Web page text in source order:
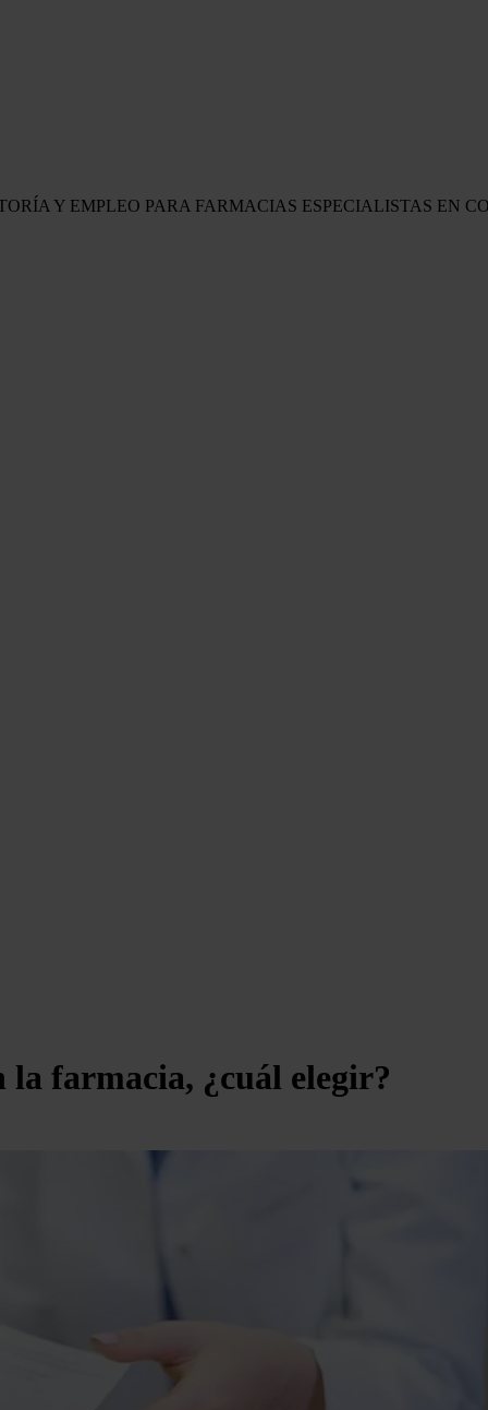
Y EMPLEO PARA FARMACIAS ESPECIALISTAS EN
la farmacia, ¿cuál elegir?